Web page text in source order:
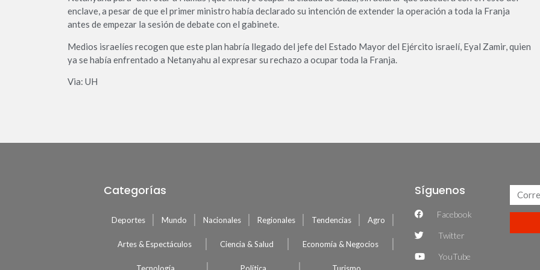
enclave, a pesar de que el primer ministro había declarado su intención de extender la operación a toda la Franja
antes de empezar la sesión de debate con el gabinete.
Medios israelíes recogen que este plan habría llegado del jefe del Estado Mayor del Ejército israelí, Eyal Zamir, quien
ya se había enfrentado a Netanyahu al expresar su rechazo a ocupar toda la Franja.
Via: UH
Categorías
Deportes Mundo Nacionales Regionales Tendencias Agro
Artes & Espectáculos Ciencia & Salud Economía & Negocios
Tecnología Política Turismo
Síguenos
Facebook
Twitter
YouTube